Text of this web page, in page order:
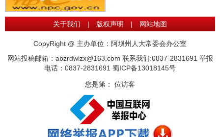
关于我们 | 版权声明 | 网站地图
CopyRight @ 主办单位：阿坝州人大常委会办公室
网站投稿邮箱：abzrdwlzx@163.com 联系我们:0837-2831691 举报
电话：0837-2831691 蜀ICP备13018145号
您是第： 位访客